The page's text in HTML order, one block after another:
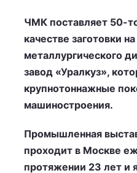
ЧМК поставляет 50-
качестве заготовки
металлургического
завод «Уралкуз»,
крупнотоннажные
машиностроения.
Промышленная
проходит в Москве
протяжении 23 лет и